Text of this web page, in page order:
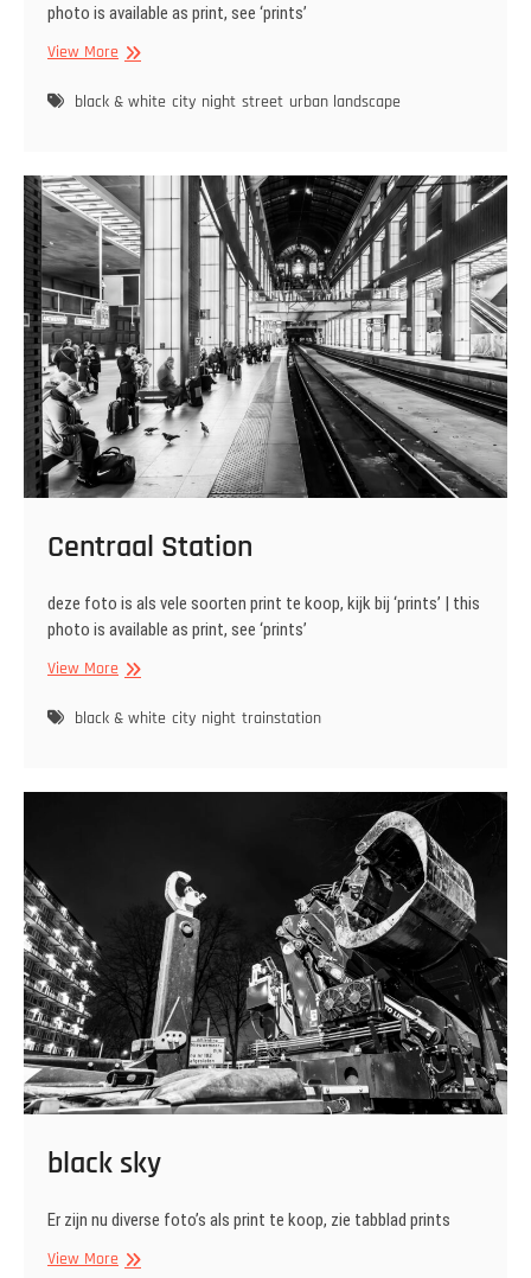
photo is available as print, see ‘prints’
View MoreReuzenrad
Ferris
black & white city night street urban landscape
Centraal Station
deze foto is als vele soorten print te koop, kijk bij ‘prints’ | this
photo is available as print, see ‘prints’
View MoreCentraal
black & white city night trainstation
black sky
Er zijn nu diverse foto’s als print te koop, zie tabblad prints
View Moreblack